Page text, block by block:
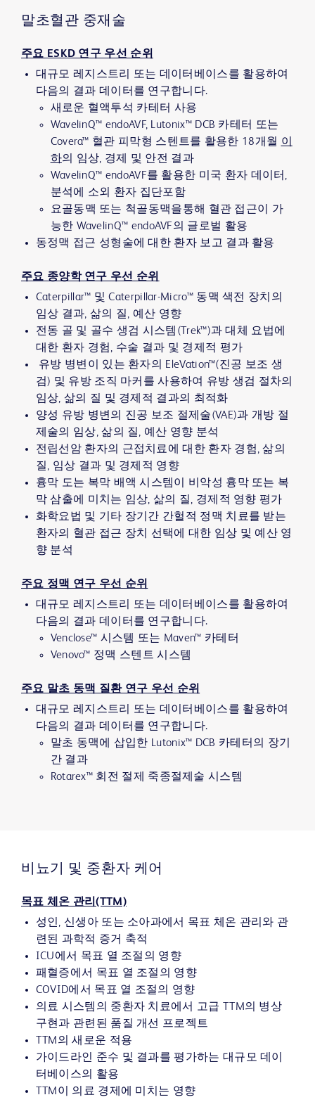
말초혈관 중재술
주요 ESKD 연구 우선 순위
대규모 레지스트리 또는 데이터베이스를 활용하여
다음의 결과 데이터를 연구합니다. ​
새로운 혈액투석 카테터 사용
WavelinQ™ endoAVF, Lutonix™ DCB 카테터 또는
Covera™​ 혈관 피막형 스텐트를 활용한 18개월 이
하의 임상, 경제 및 안전 결과
WavelinQ™ endoAVF를 활용한 미국 환자 데이터,
분석에 소외 환자 집단​포함
요골동맥 또는 척골동맥을​통해 혈관 접근이 가
능한 WavelinQ™ endoAVF의 글로벌 활용
동정맥 접근 성형술에 대한 환자 보고 결과 활용
주요 종양학 연구 우선 순위
Caterpillar™ 및 Caterpillar-Micro™ 동맥 색전 장치의
임상 결과, 삶의 질, 예산 영향
전동 골 및 골수 생검 시스템(Trek™)과 대체 요법에
대한 환자 경험, 수술 결과 및 경제적 평가
유방 병변이 있는 환자의 EleVation™(진공 보조 생
검) 및 유방 조직 마커를 사용하여 유방 생검 절차의
임상, 삶의 질 및 경제적 결과의 최적화
양성 유방 병변의 진공 보조 절제술(VAE)과 개방 절
제술의 임상, 삶의 질, 예산 영향 분석
전립선암 환자의 근접치료에 대한 환자 경험, 삶의
질, 임상 결과 및 경제적 영향
흉막 도는 복막 배액 시스템이 비악성 흉막 또는 복
막 삼출에 미치는 임상, 삶의 질, 경제적 영향 평가
화학요법 및 기타 장기간 간헐적 정맥 치료를 받는
환자의 혈관 접근 장치 선택에 대한 임상 및 예산 영
향 분석
주요 정맥 연구 우선 순위
대규모 레지스트리 또는 데이터베이스를 활용하여
다음의 결과 데이터를 연구합니다.
Venclose™ 시스템 또는 Maven™ 카테터
Venovo™ 정맥 스텐트 시스템
주요 말초 동맥 질환 연구 우선 순위
대규모 레지스트리 또는 데이터베이스를 활용하여
다음의 결과 데이터를 연구합니다.
말초 동맥에 삽입한 Lutonix™ DCB 카테터의 장기
간 결과
Rotarex™ 회전 절제 죽종절제술 시스템
비뇨기 및 중환자 케어
목표 체온 관리(TTM)
성인, 신생아 또는 소아과에서 목표 체온 관리와 관
련된 과학적 증거 축적
ICU에서 목표 열 조절의 영향
패혈증에서 목표 열 조절의 영향
COVID에서 목표 열 조절의 영향
의료 시스템의 중환자 치료에서 고급 TTM의 병상
구현과 관련된 품질 개선 프로젝트
TTM의 새로운 적용
가이드라인 준수 및 결과를 평가하는 대규모 데이
터베이스의 활용
TTM이 의료 경제에 미치는 영향